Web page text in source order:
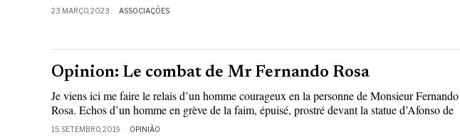
23 MARÇO, 2023 ASSOCIAÇÕES
Opinion: Le combat de Mr Fernando Rosa
Je viens ici me faire le relais d’un homme courageux en la personne de Monsieur Fernando
Rosa. Echos d’un homme en grève de la faim, épuisé, prostré devant la statue d’Afonso de
15 SETEMBRO, 2019 OPINIÃO